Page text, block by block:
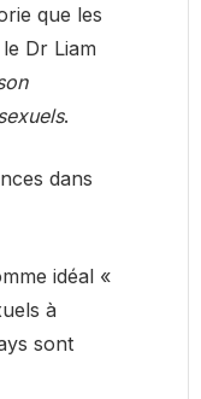
que les
Dr Liam
.
dans
idéal «
à
sont